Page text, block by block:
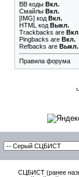
BB коды Вкл.
Смайлы Вкл.
[IMG] код Вкл.
HTML код Выкл.
Trackbacks are
Pingbacks are Вкл.
Refbacks are Выкл.
Правила форума
СЦБИСТ (ранее